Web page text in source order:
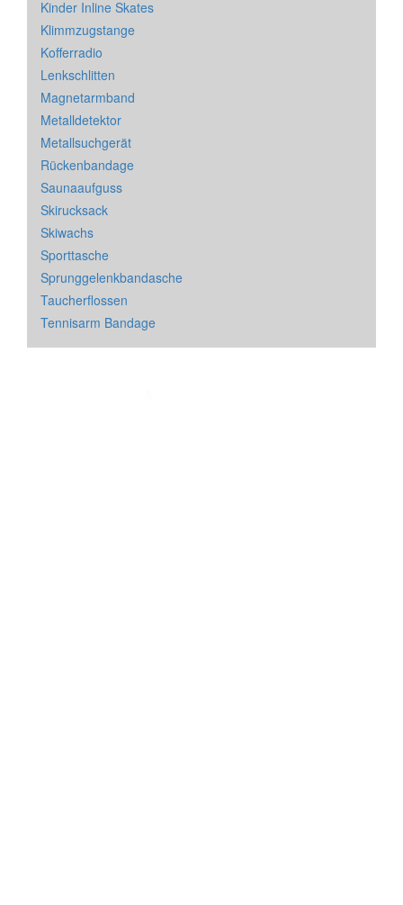
Kinder Inline Skates
Klimmzugstange
Kofferradio
Lenkschlitten
Magnetarmband
Metalldetektor
Metallsuchgerät
Rückenbandage
Saunaaufguss
Skirucksack
Skiwachs
Sporttasche
Sprunggelenkbandasche
Taucherflossen
Tennisarm Bandage